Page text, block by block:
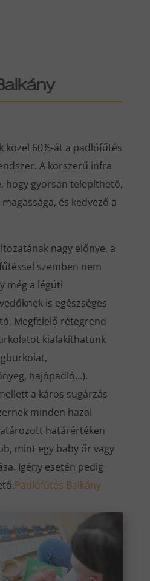
közel 60%-át a padlófűtés
A korszerű infra
hogy gyorsan telepíthető,
és kedvező a
nagy előnye, a
szemben nem
még a légúti
is egészséges
Megfelelő rétegrend
kialakíthatunk
hajópadló…).
a káros sugárzás
minden hazai
határértéken
mint egy baby őr vagy
Igény esetén pedig
Padlófűtés Balkány